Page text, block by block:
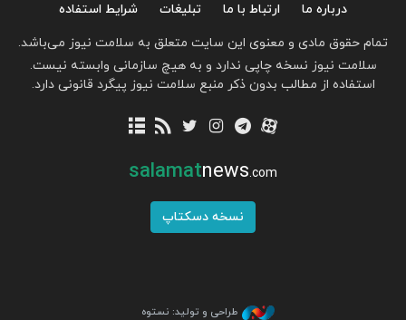
درباره ما ارتباط با ما تبلیغات
شرایط استفاده
تمام حقوق مادی و معنوی این سایت متعلق به سلامت نیوز می‌باشد.
سلامت نیوز نسخه چاپی ندارد و به هیچ سازمانی وابسته نیست.
استفاده از مطالب بدون ذکر منبع سلامت نیوز پیگرد قانونی دارد.
salamatnews.com
نسخه دسکتاپ
طراحی و تولید: نستوه